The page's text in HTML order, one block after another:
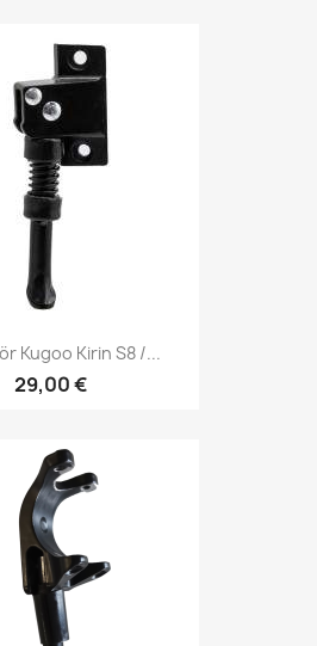
Kugoo Kirin S8 /...
29,00 €